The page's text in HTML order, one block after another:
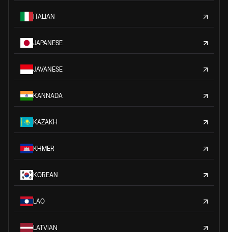
ITALIAN
JAPANESE
JAVANESE
KANNADA
KAZAKH
KHMER
KOREAN
LAO
LATVIAN